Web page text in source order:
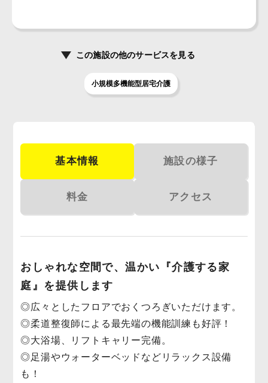
この施設の他のサービスを見る
小規模多機能型居宅介護
基本情報 施設の様子
料金 アクセス
おしゃれな空間で、温かい『介護する家
庭』を提供します
◎広々としたフロアでおくつろぎいただけます。
◎柔道整復師による最先端の機能訓練も好評！
◎大浴場、リフトキャリー完備。
◎足湯やウォーターベッドなどリラックス設備
も！